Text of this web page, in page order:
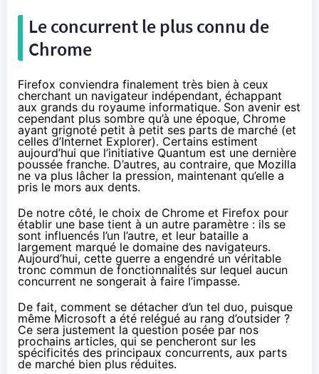
Le concurrent le plus connu de
Chrome
Firefox conviendra finalement très bien à ceux
cherchant un navigateur indépendant, échappant
aux grands du royaume informatique. Son avenir est
cependant plus sombre qu’à une époque, Chrome
ayant grignoté petit à petit ses parts de marché (et
celles d’Internet Explorer). Certains estiment
aujourd’hui que l’initiative Quantum est une dernière
poussée franche. D’autres, au contraire, que Mozilla
ne va plus lâcher la pression, maintenant qu’elle a
pris le mors aux dents.
De notre côté, le choix de Chrome et Firefox pour
établir une base tient à un autre paramètre : ils se
sont influencés l’un l’autre, et leur bataille a
largement marqué le domaine des navigateurs.
Aujourd’hui, cette guerre a engendré un véritable
tronc commun de fonctionnalités sur lequel aucun
concurrent ne songerait à faire l’impasse.
De fait, comment se détacher d’un tel duo, puisque
même Microsoft a été relégué au rang d’outsider ?
Ce sera justement la question posée par nos
prochains articles, qui se pencheront sur les
spécificités des principaux concurrents, aux parts
de marché bien plus réduites.